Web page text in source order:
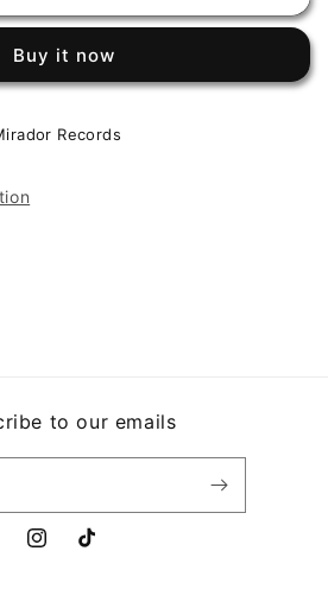
Buy it now
Records
to our emails
InstagramTikTok